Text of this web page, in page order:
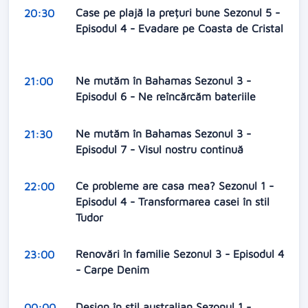
20:30
Case pe plajă la prețuri bune Sezonul 5 -
Episodul 4 - Evadare pe Coasta de Cristal
21:00
Ne mutăm în Bahamas Sezonul 3 -
Episodul 6 - Ne reîncărcăm bateriile
21:30
Ne mutăm în Bahamas Sezonul 3 -
Episodul 7 - Visul nostru continuă
22:00
Ce probleme are casa mea? Sezonul 1 -
Episodul 4 - Transformarea casei în stil
Tudor
23:00
Renovări în familie Sezonul 3 - Episodul 4
- Carpe Denim